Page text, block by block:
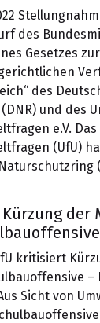
des
Gesetzes
des
und des
e.V.
(UfU)
der
kritisiert
–
Sicht von